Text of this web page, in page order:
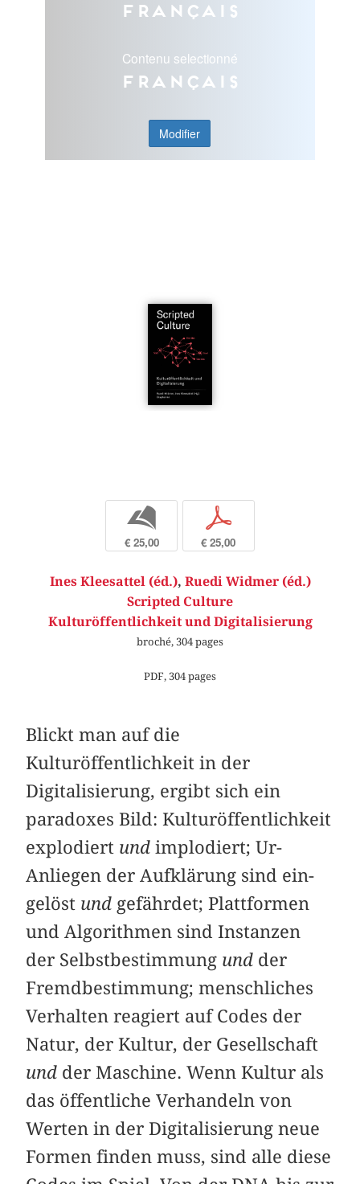
Français
Contenu selectionné
Français
Modifier
b
€ 25,00
p
€ 25,00
Ines Kleesattel (éd.), Ruedi Widmer (éd.)
Scripted Culture
Kulturöffentlichkeit und Digitalisierung
broché, 304 pages
PDF, 304 pages
Blickt man auf die
Kulturöffentlichkeit in der
Digitalisierung, ergibt sich ein
paradoxes Bild: Kulturöffentlichkeit
explodiert und implodiert; Ur-
Anliegen der Aufklärung sind ein­
gelöst und gefährdet; Plattformen
und Algorithmen sind Instanzen
der Selbstbestimmung und der
Fremdbestimmung; menschliches
Verhalten reagiert auf Codes der
Natur, der Kultur, der Gesellschaft
und der Maschine. Wenn Kultur als
das öffentliche Verhandeln von
Werten in der Digitalisierung neue
Formen finden muss, sind alle diese